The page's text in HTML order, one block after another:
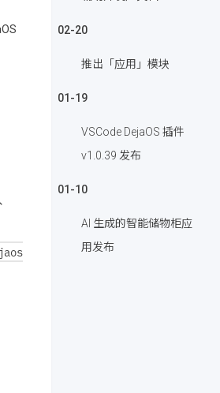
02-20
推出「应用」模块
01-19
VSCode DejaOS 插件
v1.0.39 发布
01-10
AI 生成的智能储物柜应
用发布